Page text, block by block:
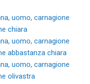
uomo, carnagione
chiara
uomo, carnagione
abbastanza chiara
uomo, carnagione
olivastra